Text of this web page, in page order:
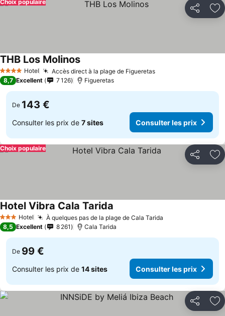
Partager
Choix populaire
4 Étoiles Hotel Accès direct à la plage de Figueretas
THB Los Molinos
8,7 Excellent 7 126 Figueretas
De 143 €
Consulter les prix de 7 sites Consulter les prix
Partager
Choix populaire
3 ÉtoilesHotel À quelques pas de la plage de Cala Tarida
Hotel Vibra Cala Tarida
8,5 Excellent 8 261 Cala Tarida
De 99 €
Consulter les prix de 14 sites Consulter les prix
Partager